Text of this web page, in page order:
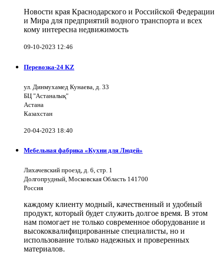
Новости края Краснодарского и Российской Федерации
и Мира для предприятий водного транспорта и всех
кому интересна недвижимость
09-10-2023 12:46
Перевозка-24 KZ
ул. Динмухамед Кунаева, д. 33
БЦ "Астаналық"
Астана
Казахстан
20-04-2023 18:40
Мебельная фабрика «Кухни для Людей»
Лихачевский проезд, д. 6, стр. 1
Долгопрудный, Московская Область 141700
Россия
каждому клиенту модный, качественный и удобный
продукт, который будет служить долгое время. В этом
нам помогает не только современное оборудование и
высококвалифицированные специалисты, но и
использование только надежных и проверенных
материалов.